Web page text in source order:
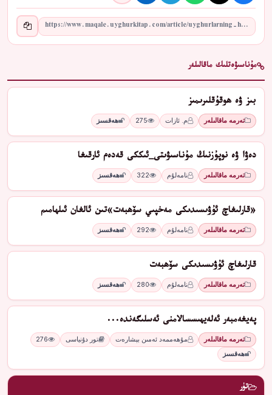
مۇناسىۋەتلىك ماقالىلەر
بىز ۋە ھوقۇقلىرىمىز
تەرمە ماقالىلەر م. ئازات 275 ھەقسىز
دەۋا ۋە نوپۇزنىڭ مۇناسىۋىتى_ئىككى قەدەم ئارقىغا
تەرمە ماقالىلەر نامەلۇم 322 ھەقسىز
«قارلىغاچ ئۇۋىسىدىكى مەخپىي سۆھبەت»تىن ئالغان ئىلھامىم
تەرمە ماقالىلەر نامەلۇم 292 ھەقسىز
قارلىغاچ ئۇۋىسىدىكى سۆھبەت
تەرمە ماقالىلەر نامەلۇم 280 ھەقسىز
پەيغەمبەر ئەلەيھىسسالامنى ئەسلىگەندە...
تەرمە ماقالىلەر مۇھەممەد ئەمىن بېشارەت تور دۇنياسى
276
ھەقسىز
تۈر